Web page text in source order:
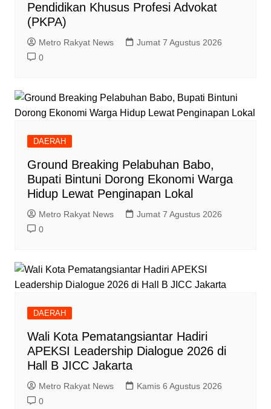
Pendidikan Khusus Profesi Advokat
(PKPA)
Metro Rakyat News
Jumat 7 Agustus 2026
0
DAERAH
Ground Breaking Pelabuhan Babo,
Bupati Bintuni Dorong Ekonomi Warga
Hidup Lewat Penginapan Lokal
Metro Rakyat News
Jumat 7 Agustus 2026
0
DAERAH
Wali Kota Pematangsiantar Hadiri
APEKSI Leadership Dialogue 2026 di
Hall B JICC Jakarta
Metro Rakyat News
Kamis 6 Agustus 2026
0